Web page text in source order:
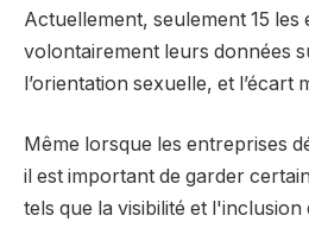
Actuellement, seulement 15
volontairement leurs données
l’orientation sexuelle, et l’écart
Même lorsque les entreprises
il est important de garder
tels que la visibilité et l'inclusion